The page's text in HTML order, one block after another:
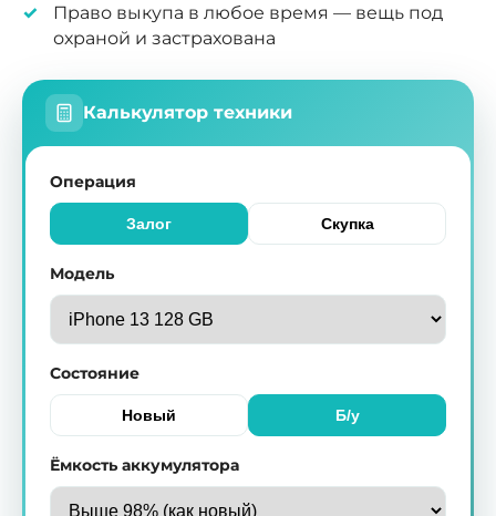
Право выкупа в любое время — вещь под
охраной и застрахована
Калькулятор техники
Операция
Залог Скупка
Модель
Состояние
Новый Б/у
Ёмкость аккумулятора